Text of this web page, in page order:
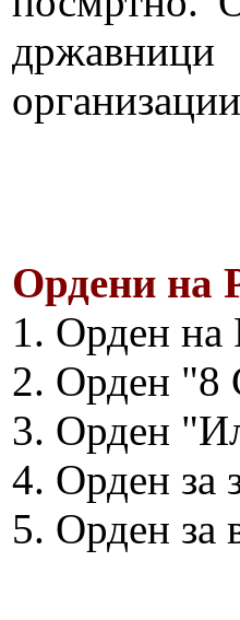
Ордени на
1. Орден на
2. Орден "8
3. Орден
4. Орден за
5. Орден за